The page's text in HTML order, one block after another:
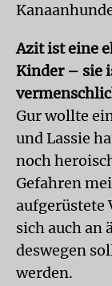
Azit ist eine
Kinder – sie
Gur wollte
und Lassie
noch
Gefahren
aufgerüstete
sich auch an
deswegen
werden.